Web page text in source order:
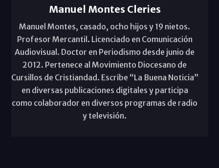
Manuel Montes Cleries
Manuel Montes, casado, ocho hijos y 19 nietos.
Profesor Mercantil. Licenciado en Comunicación
Audiovisual. Doctor en Periodismo desde junio de
2012. Pertenece al Movimiento Diocesano de
Cursillos de Cristiandad. Escribe “La Buena Noticia”
en diversas publicaciones digitales y participa
como colaborador en diversos programas de radio
y televisión.